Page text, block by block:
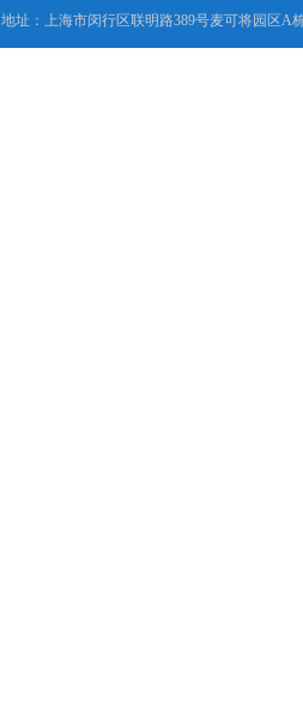
地址：上海市闵行区联明路389号麦可将园区A